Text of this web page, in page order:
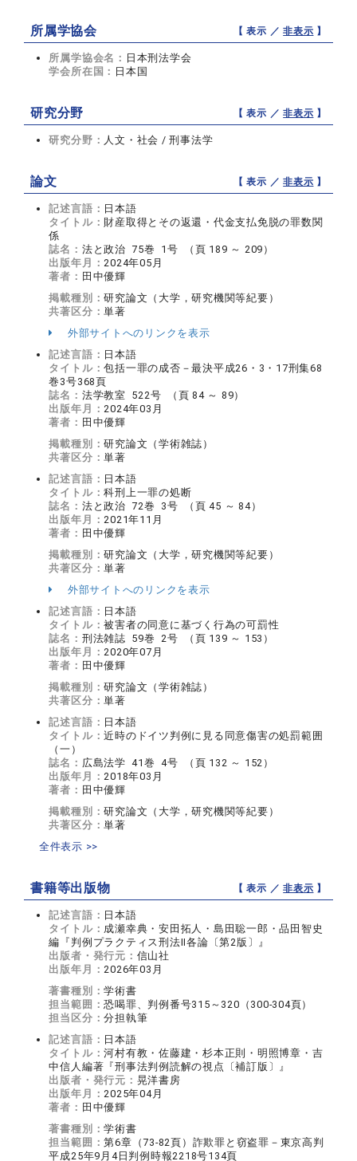
所属学協会 【 表示 ／非表示 】
所属学協会名： 日本刑法学会
学会所在国： 日本国
研究分野 【 表示 ／非表示 】
研究分野： 人文・社会 / 刑事法学
論文 【 表示 ／非表示 】
記述言語： 日本語
タイトル： 財産取得とその返還・代金支払免脱の罪数関
係
誌名： 法と政治 75巻 1号 （頁 189 ～ 209）
出版年月：2024年05月
著者： 田中優輝
掲載種別：研究論文（大学，研究機関等紀要）
共著区分：単著
外部サイトへのリンクを表示
記述言語： 日本語
タイトル：包括一罪の成否－最決平成26・3・17刑集68
巻3号368頁
誌名： 法学教室 522号 （頁 84 ～ 89）
出版年月：2024年03月
著者： 田中優輝
掲載種別：研究論文（学術雑誌）
共著区分：単著
記述言語： 日本語
タイトル：科刑上一罪の処断
誌名： 法と政治 72巻 3号 （頁 45 ～ 84）
出版年月：2021年11月
著者： 田中優輝
掲載種別：研究論文（大学，研究機関等紀要）
共著区分：単著
外部サイトへのリンクを表示
記述言語： 日本語
タイトル：被害者の同意に基づく行為の可罰性
誌名： 刑法雑誌 59巻 2号 （頁 139 ～ 153）
出版年月：2020年07月
著者： 田中優輝
掲載種別：研究論文（学術雑誌）
共著区分：単著
記述言語： 日本語
タイトル：近時のドイツ判例に見る同意傷害の処罰範囲
（一）
誌名： 広島法学 41巻 4号 （頁 132 ～ 152）
出版年月：2018年03月
著者： 田中優輝
掲載種別：研究論文（大学，研究機関等紀要）
共著区分：単著
全件表示 >>
書籍等出版物 【 表示 ／非表示 】
記述言語： 日本語
タイトル： 成瀬幸典・安田拓人・島田聡一郎・品田智史
編『判例プラクティス刑法II各論〔第2版〕』
出版者・発行元： 信山社
出版年月：2026年03月
著書種別：学術書
担当範囲：恐喝罪、判例番号315～320（300-304頁）
担当区分：分担執筆
記述言語： 日本語
タイトル：河村有教・佐藤建・杉本正則・明照博章・吉
中信人編著『刑事法判例読解の視点〔補訂版〕』
出版者・発行元： 晃洋書房
出版年月：2025年04月
著者： 田中優輝
著書種別：学術書
担当範囲：第6章（73-82頁）詐欺罪と窃盗罪－東京高判
平成25年9月4日判例時報2218号134頁